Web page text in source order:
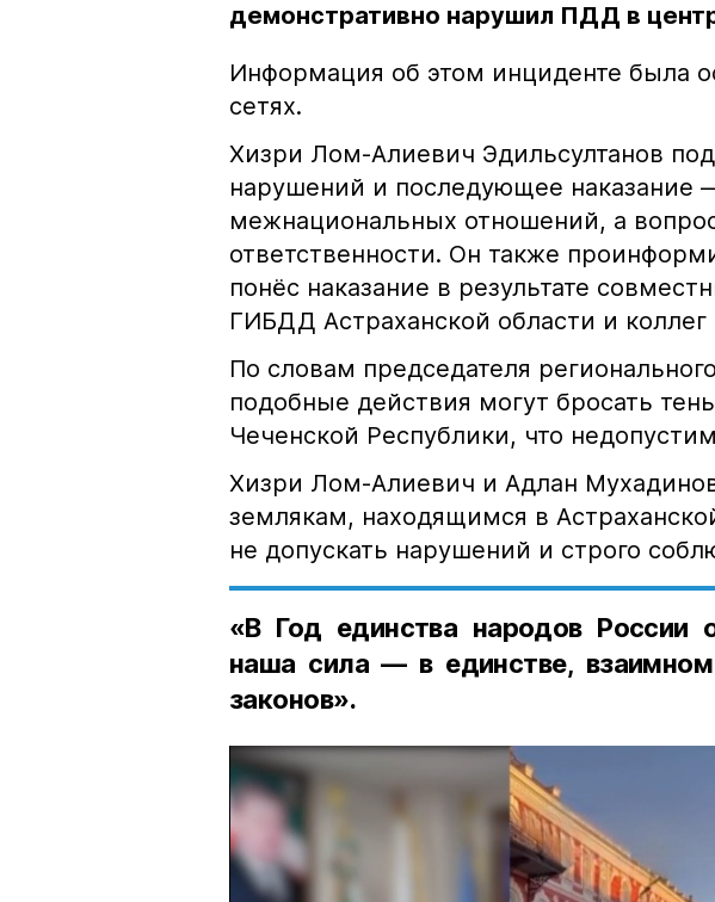
демонстративно нарушил ПДД в
Информация об этом инциденте была
сетях.
Хизри Лом-Алиевич Эдильсултанов
нарушений и последующее наказание
межнациональных отношений, а
ответственности. Он также
понёс наказание в результате
ГИБДД Астраханской области и
По словам председателя
подобные действия могут бросать
Чеченской Республики, что
Хизри Лом-Алиевич и Адлан
землякам, находящимся в
не допускать нарушений и строго
«В Год единства народов России
наша сила — в единстве,
законов».